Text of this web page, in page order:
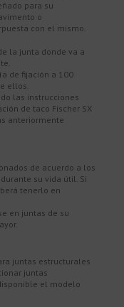
para su
o
con el mismo.
la junta donde va a
de fijación a 100
ellos.
las instrucciones
de taco Fischer SX
anteriormente
de acuerdo a los
su vida útil. Si
tenerlo en
en juntas de su
juntas estructurales
juntas
el modelo